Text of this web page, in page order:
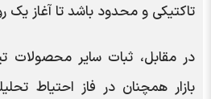
تاکتیکی و محدود باشد تا آغاز
در مقابل، ثبات سایر محصولات
بازار همچنان در فاز احتیاط